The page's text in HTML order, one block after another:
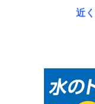
近